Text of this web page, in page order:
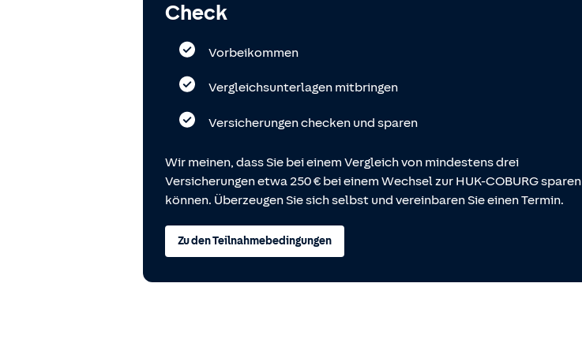
Check
Vorbeikommen
Vergleichsunterlagen mitbringen
Versicherungen checken und sparen
Wir meinen, dass Sie bei einem Vergleich von mindestens drei
Versicherungen etwa 250 € bei einem Wechsel zur HUK-COBURG sparen
können. Überzeugen Sie sich selbst und vereinbaren Sie einen Termin.
Zu den Teilnahmebedingungen